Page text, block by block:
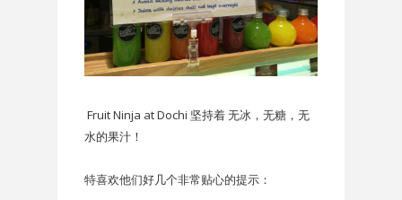
Fruit Ninja at Dochi 坚持着 无冰，无糖，无
水的果汁！
特喜欢他们好几个非常贴心的提示：